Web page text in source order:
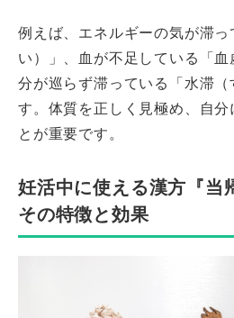
例えば、エネルギーの気が滞っ
い）」、血が不足している「
分が巡らず滞っている「水滞
す。体質を正しく見極め、自分
とが重要です。
妊活中に使える漢方『当
その特徴と効果